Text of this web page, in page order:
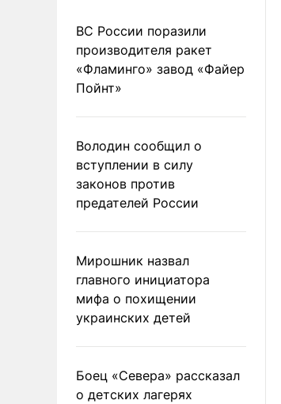
ВС России поразили
производителя ракет
«Фламинго» завод «Файер
Пойнт»
Володин сообщил о
вступлении в силу
законов против
предателей России
Мирошник назвал
главного инициатора
мифа о похищении
украинских детей
Боец «Севера» рассказал
о детских лагерях